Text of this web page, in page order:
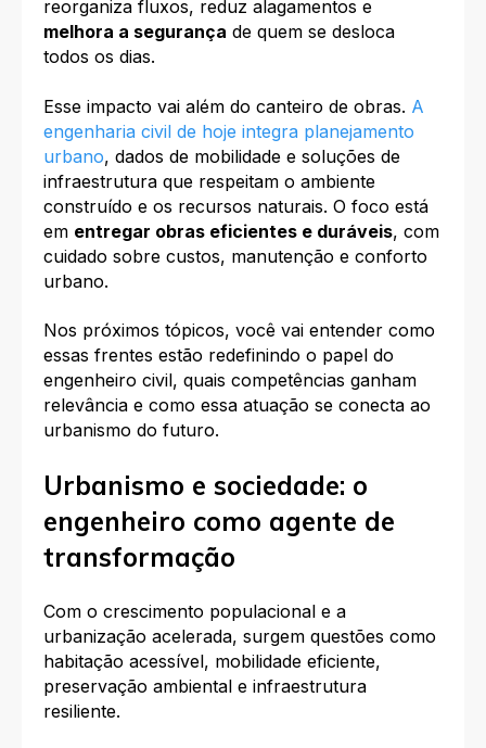
reorganiza fluxos, reduz alagamentos e
melhora a segurança de quem se desloca
todos os dias.
Esse impacto vai além do canteiro de obras. A
engenharia civil de hoje integra planejamento
urbano, dados de mobilidade e soluções de
infraestrutura que respeitam o ambiente
construído e os recursos naturais. O foco está
em entregar obras eficientes e duráveis, com
cuidado sobre custos, manutenção e conforto
urbano.
Nos próximos tópicos, você vai entender como
essas frentes estão redefinindo o papel do
engenheiro civil, quais competências ganham
relevância e como essa atuação se conecta ao
urbanismo do futuro.
Urbanismo e sociedade: o
engenheiro como agente de
transformação
Com o crescimento populacional e a
urbanização acelerada, surgem questões como
habitação acessível, mobilidade eficiente,
preservação ambiental e infraestrutura
resiliente.